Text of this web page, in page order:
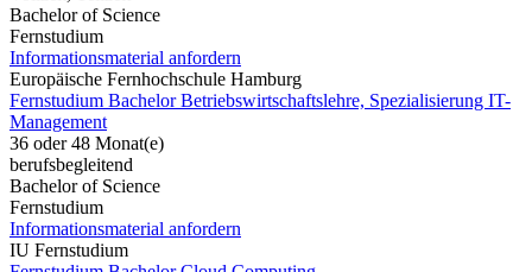
Bachelor of Science
Fernstudium
Informationsmaterial anfordern
Europäische Fernhochschule Hamburg
Fernstudium Bachelor Betriebswirtschaftslehre, Spezialisierung IT-
Management
36 oder 48 Monat(e)
berufsbegleitend
Bachelor of Science
Fernstudium
Informationsmaterial anfordern
IU Fernstudium